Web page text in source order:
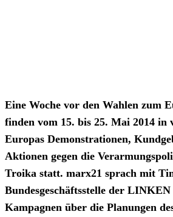
Eine Woche vor den Wahlen zum
finden vom 15. bis 25. Mai 2014 in
Europas Demonstrationen,
Aktionen gegen die
Troika statt. marx21 sprach mit
Bundesgeschäftsstelle der
Kampagnen über die Planungen